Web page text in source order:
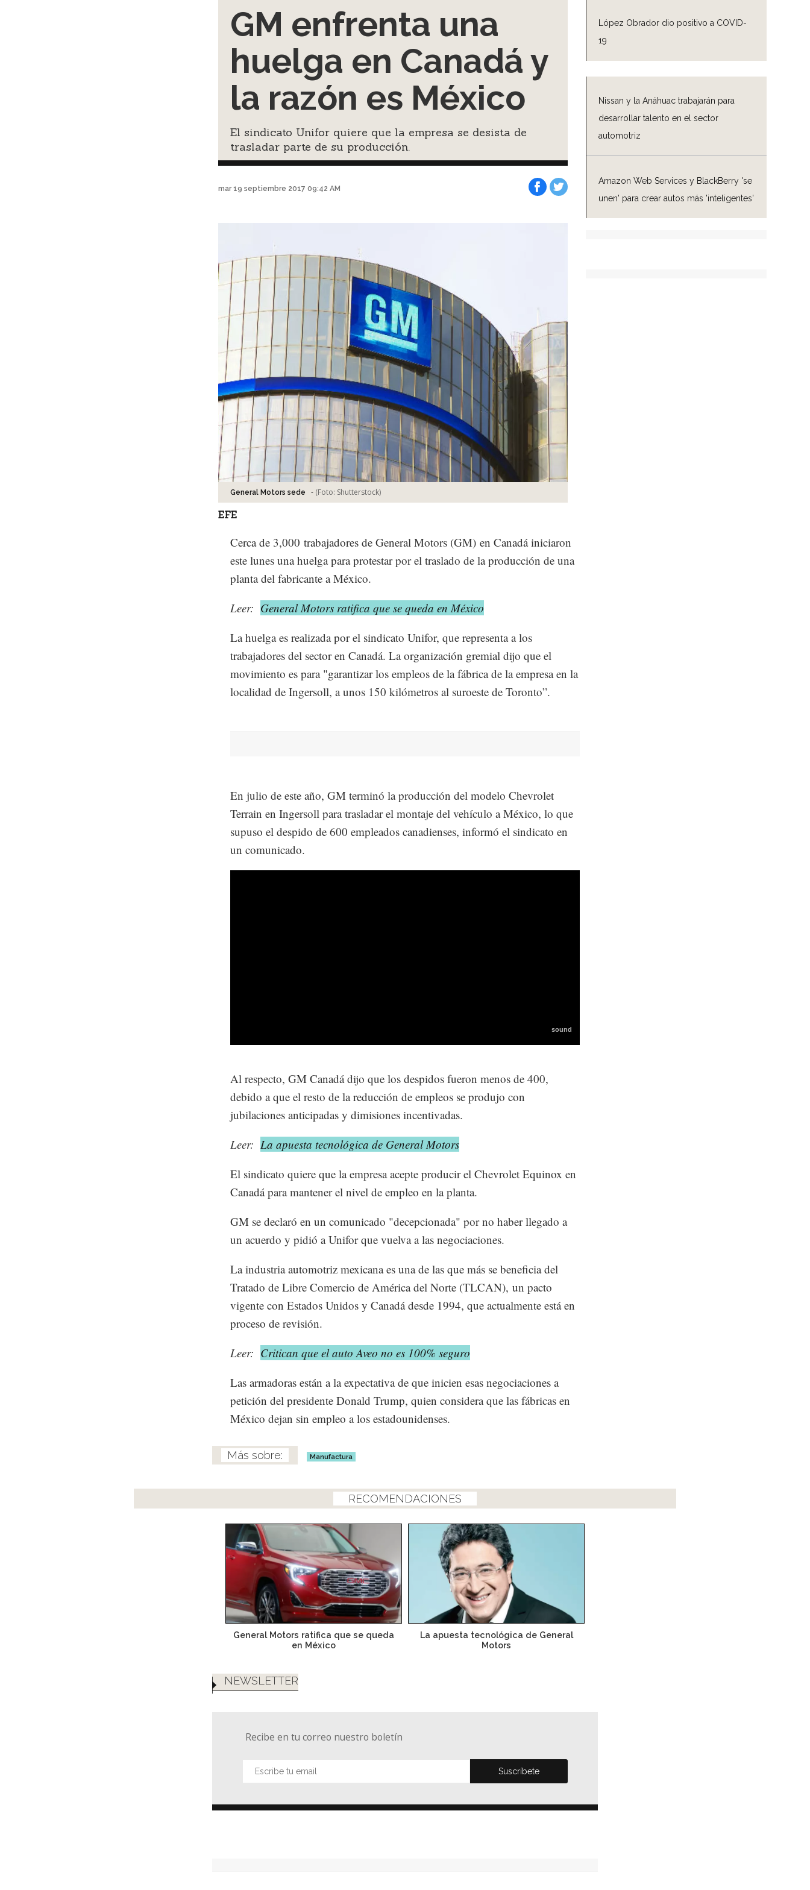
López Obrador dio positivo a COVID-
19
Nissan y la Anáhuac trabajarán para
desarrollar talento en el sector
automotriz
Amazon Web Services y BlackBerry 'se
unen' para crear autos más 'inteligentes'
GM enfrenta una
huelga en Canadá y
la razón es México
El sindicato Unifor quiere que la empresa se desista de
trasladar parte de su producción.
mar 19 septiembre 2017 09:42 AM
General Motors sede - (Foto: Shutterstock)
EFE
Cerca de 3,000 trabajadores de General Motors (GM) en Canadá iniciaron
este lunes una huelga para protestar por el traslado de la producción de una
planta del fabricante a México.
Leer: General Motors ratifica que se queda en México
La huelga es realizada por el sindicato Unifor, que representa a los
trabajadores del sector en Canadá. La organización gremial dijo que el
movimiento es para "garantizar los empleos de la fábrica de la empresa en la
localidad de Ingersoll, a unos 150 kilómetros al suroeste de Toronto”.
En julio de este año, GM terminó la producción del modelo Chevrolet
Terrain en Ingersoll para trasladar el montaje del vehículo a México, lo que
supuso el despido de 600 empleados canadienses, informó el sindicato en
un comunicado.
Al respecto, GM Canadá dijo que los despidos fueron menos de 400,
debido a que el resto de la reducción de empleos se produjo con
jubilaciones anticipadas y dimisiones incentivadas.
Leer: La apuesta tecnológica de General Motors
El sindicato quiere que la empresa acepte producir el Chevrolet Equinox en
Canadá para mantener el nivel de empleo en la planta.
GM se declaró en un comunicado "decepcionada" por no haber llegado a
un acuerdo y pidió a Unifor que vuelva a las negociaciones.
La industria automotriz mexicana es una de las que más se beneficia del
Tratado de Libre Comercio de América del Norte (TLCAN), un pacto
vigente con Estados Unidos y Canadá desde 1994, que actualmente está en
proceso de revisión.
Leer: Critican que el auto Aveo no es 100% seguro
Las armadoras están a la expectativa de que inicien esas negociaciones a
petición del presidente Donald Trump, quien considera que las fábricas en
México dejan sin empleo a los estadounidenses.
Manufactura
RECOMENDACIONES
General Motors ratifica que se queda
en México
La apuesta tecnológica de General
Motors
NEWSLETTER
Recibe en tu correo nuestro boletín